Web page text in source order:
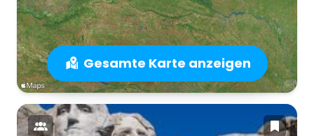
Gesamte Karte anzeigen